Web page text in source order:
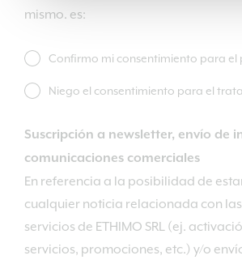
mismo. es:
Confirmo mi consentimiento para el
Niego el consentimiento para el
Suscripción a newsletter, envío de
comunicaciones comerciales
En referencia a la posibilidad de
cualquier noticia relacionada con
servicios de ETHIMO SRL (ej.
servicios, promociones, etc.) y/o